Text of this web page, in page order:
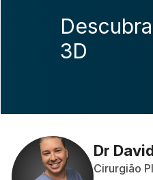
3D
Dr
Cirurgião